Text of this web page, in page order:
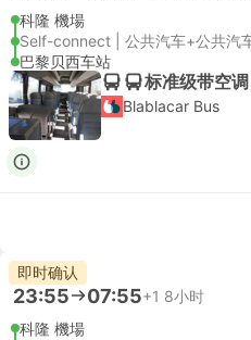
科隆 機場
Self-connect | 公共汽车+公共汽
巴黎贝西车站
标准级带空
Blablacar Bus
即时确认
23:55 07:55+1 8小时
科隆 機場